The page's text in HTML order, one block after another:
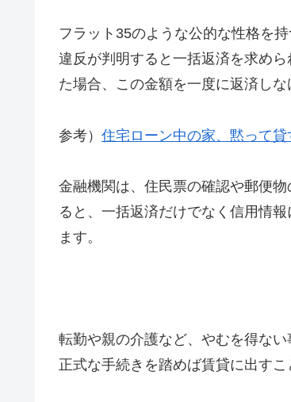
フラット35のような公的な性格を
違反が判明すると一括返済を求め
た場合、この金額を一度に返済しな
参考） 住宅ローン中の家、黙って
金融機関は、住民票の確認や郵便
ると、一括返済だけでなく信用情
ます。
転勤や親の介護など、やむを得な
正式な手続きを踏めば賃貸に出す